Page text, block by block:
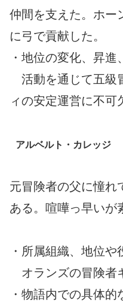
仲間を支えた。ホー
に弓で貢献した。
・地位の変化、昇
活動を通じて五級
ィの安定運営に不可
アルベルト・カレッジ
元冒険者の父に憧れ
ある。喧嘩っ早いが
・所属組織、地位や
オランズの冒険者
・物語内での具体的